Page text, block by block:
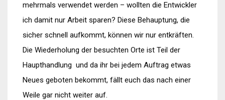
mehrmals verwendet werden – wollten die Entwickler
ich damit nur Arbeit sparen? Diese Behauptung, die
sicher schnell aufkommt, können wir nur entkräften.
Die Wiederholung der besuchten Orte ist Teil der
Haupthandlung und da ihr bei jedem Auftrag etwas
Neues geboten bekommt, fällt euch das nach einer
Weile gar nicht weiter auf.